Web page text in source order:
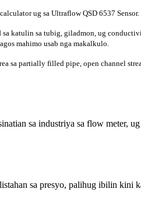
ug sa Ultraflow QSD 6537 Sensor.
katulin sa tubig, giladmon, ug
mahimo usab nga makalkulo.
sa partially filled pipe, open channel
sa industriya sa flow meter,
sa presyo, palihug ibilin kini